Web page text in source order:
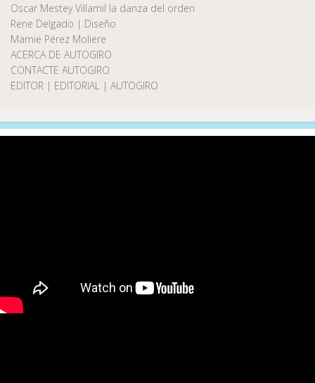
Oscar Mestey Villamil la danza del orden
Rene Delgado | Diseño
Marnie Pérez Moliere
ACERCA DE AUTOGIRO
CONTACTE AUTOGIRO
EDITOR | EDITORIAL | AUTOGIRO